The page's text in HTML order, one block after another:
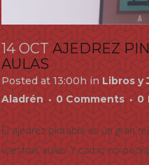
14 OCT AJEDREZ
AULAS
Posted at 13:00hinLibros y
Aladrén
0 Comments 0
El ajedrez pintable es un gran
vuestras aulas. Y como no